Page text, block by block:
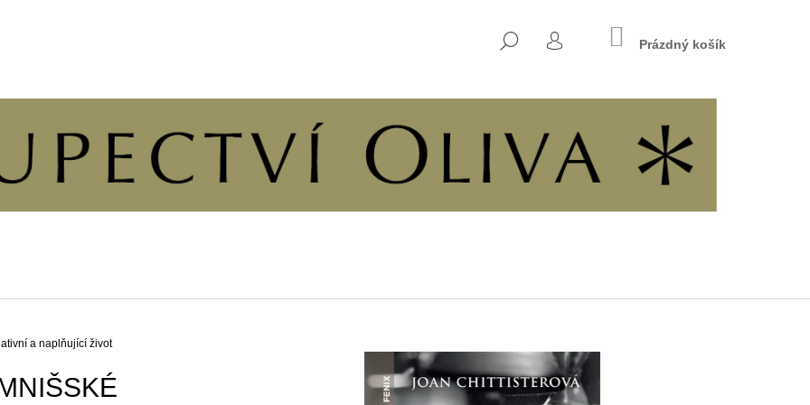
HLEDAT
PŘIHLÁŠENÍ
NÁKUPNÍ
KOŠÍK
Prázdný košík
a naplňující život
POTŘEBUJETE NAJÍT?
ÚVAHY O PŘÍČINÁCH SVOBODY A
KALENDÁŘ 2027 - KŘESŤANSKÁ